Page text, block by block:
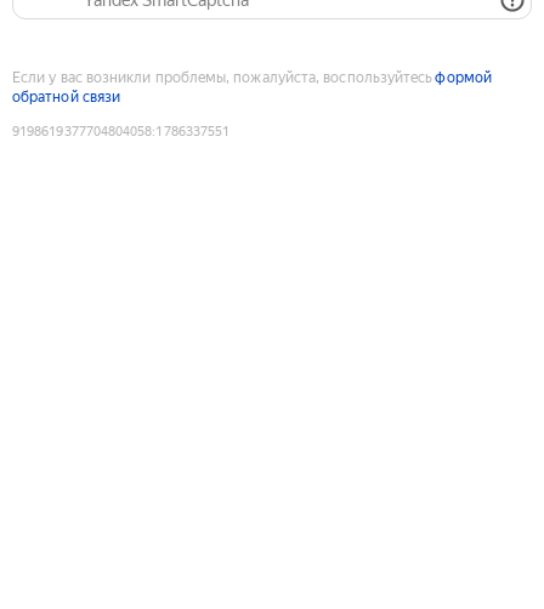
Если у вас возникли проблемы, пожалуйста, воспользуйтесьформой
обратной связи
9198619377704804058:1786337551